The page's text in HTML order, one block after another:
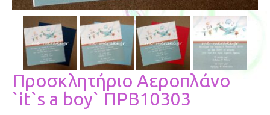
Προσκλητήριο Αεροπλάνο
`it`s a boy` ΠΡΒ10303